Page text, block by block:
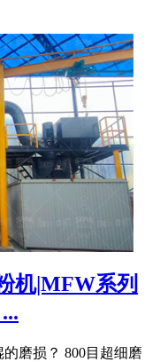
机|MFW系列
磨损？ 800目超细磨